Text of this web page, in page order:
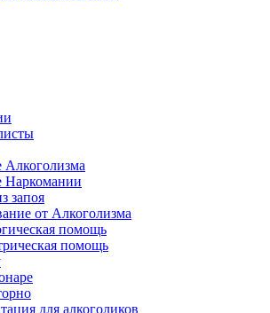
Алкоголизма
Наркомании
запоя
от Алкоголизма
помощь
помощь
для алкоголиков